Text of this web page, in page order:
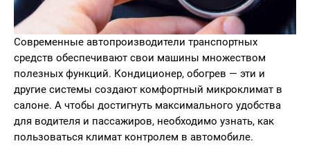
Современные автопроизводители транспортных
средств обеспечивают свои машины множеством
полезных функций. Кондиционер, обогрев — эти и
другие системы создают комфортный микроклимат в
салоне. А чтобы достигнуть максимального удобства
для водителя и пассажиров, необходимо узнать, как
пользоваться климат контролем в автомобиле.